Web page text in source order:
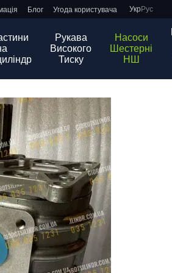
Блог Угода користувача УкрРус
Рукава
Високого
Тиску
Насоси
Шестерні
НШ